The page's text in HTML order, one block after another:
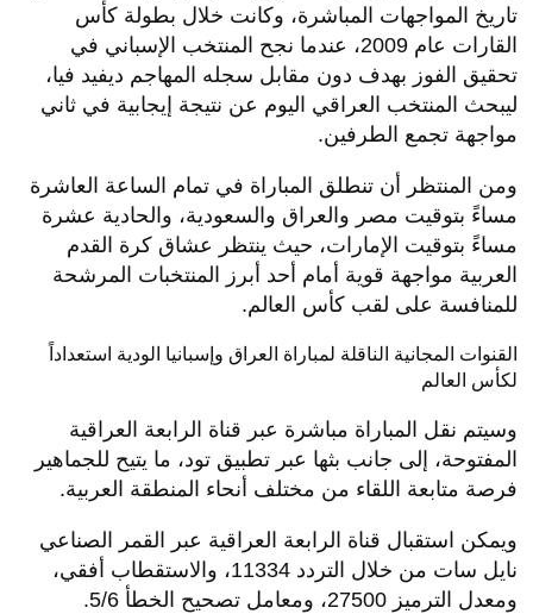
تاريخ المواجهات المباشرة، وكانت خلال بطولة كأس
القارات عام 2009، عندما نجح المنتخب الإسباني في
تحقيق الفوز بهدف دون مقابل سجله المهاجم ديفيد فيا،
ليبحث المنتخب العراقي اليوم عن نتيجة إيجابية في ثاني
مواجهة تجمع الطرفين.
ومن المنتظر أن تنطلق المباراة في تمام الساعة العاشرة
مساءً بتوقيت مصر والعراق والسعودية، والحادية عشرة
مساءً بتوقيت الإمارات، حيث ينتظر عشاق كرة القدم
العربية مواجهة قوية أمام أحد أبرز المنتخبات المرشحة
للمنافسة على لقب كأس العالم.
القنوات المجانية الناقلة لمباراة العراق وإسبانيا الودية استعداداً
لكأس العالم
وسيتم نقل المباراة مباشرة عبر قناة الرابعة العراقية
المفتوحة، إلى جانب بثها عبر تطبيق تود، ما يتيح للجماهير
فرصة متابعة اللقاء من مختلف أنحاء المنطقة العربية.
ويمكن استقبال قناة الرابعة العراقية عبر القمر الصناعي
نايل سات من خلال التردد 11334، والاستقطاب أفقي،
ومعدل الترميز 27500، ومعامل تصحيح الخطأ 5/6.